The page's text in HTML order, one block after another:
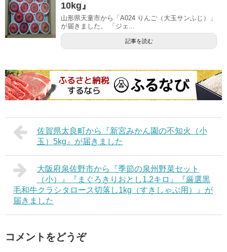
10kg』
山形県天童市から「A024 りんご（大玉サンふじ）」
が届きました。 「ジェ...
記事を読む
佐賀県太良町から『新宮みかん園の不知火（小
玉）5kg』が届きました
大阪府泉佐野市から『季節の泉州野菜セット
（小）』『まぐろきりおとし1.2キロ』『厳選黒
毛和牛クラシタロース切落し1kg（すきしゃぶ用）』が
届きました
コメントをどうぞ